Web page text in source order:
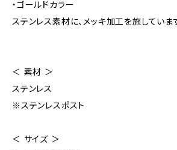
・ゴールドカラー
ステンレス素材に、メッキ加工を施していま
＜ 素材 ＞
ステンレス
※ステンレスポスト
＜ サイズ ＞